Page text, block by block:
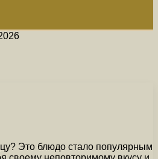
Это блюдо стало популярным